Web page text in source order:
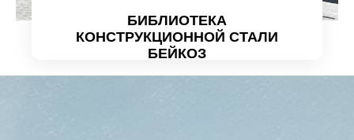
БИБЛИОТЕКА
КОНСТРУКЦИОННОЙ СТАЛИ
БЕЙКОЗ